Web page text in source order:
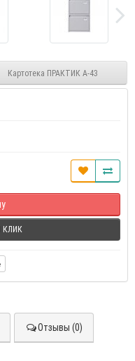
Картотека ПРАКТИК А-43
КЛИК
Отзывы (0)